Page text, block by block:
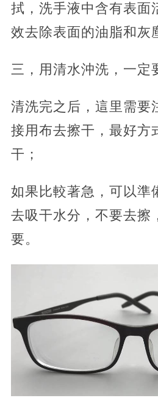
拭，洗手液中含有表面
效去除表面的油脂和灰
三，用清水沖洗，一定
清洗完之后，這里需要
接用布去擦干，最好方
干；
如果比較著急，可以準
去吸干水分，不要去擦
要。